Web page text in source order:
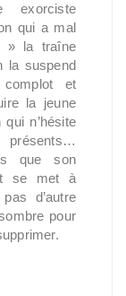
exorciste
qui a mal
» la traîne
la suspend
et
la jeune
n’hésite
que son
se met à
d’autre
pour